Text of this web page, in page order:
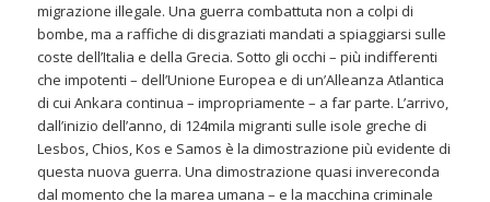
migrazione illegale. Una guerra combattuta non a colpi di
bombe, ma a raffiche di disgraziati mandati a spiaggiarsi sulle
coste dell’Italia e della Grecia. Sotto gli occhi – più indifferenti
che impotenti – dell’Unione Europea e di un’Alleanza Atlantica
di cui Ankara continua – impropriamente – a far parte. L’arrivo,
dall’inizio dell’anno, di 124mila migranti sulle isole greche di
Lesbos, Chios, Kos e Samos è la dimostrazione più evidente di
questa nuova guerra. Una dimostrazione quasi invereconda
dal momento che la marea umana – e la macchina criminale